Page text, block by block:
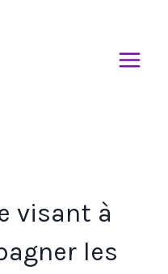
visant à
les